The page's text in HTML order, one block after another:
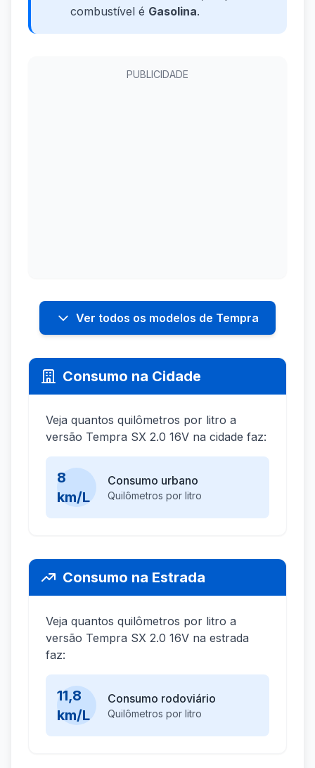
combustível é Gasolina.
PUBLICIDADE
Ver todos os modelos de Tempra
Consumo na Cidade
Veja quantos quilômetros por litro a
versão Tempra SX 2.0 16V na cidade faz:
8
km/L
Consumo urbano
Quilômetros por litro
Consumo na Estrada
Veja quantos quilômetros por litro a
versão Tempra SX 2.0 16V na estrada
faz:
11,8
km/L
Consumo rodoviário
Quilômetros por litro